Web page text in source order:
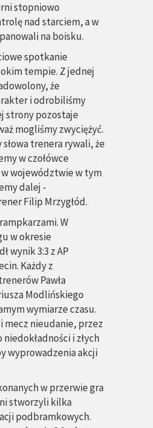
stopniowo
nad starciem, a w
na boisku.
spotkanie
tempie. Z jednej
że
i odrobiliśmy
strony pozostaje
mogliśmy zwyciężyć.
słowa trenera rywali, że
w czołówce
województwie w tym
dalej -
Filip Mrzygłód.
. W
w okresie
wynik 3:3 z AP
Każdy z
Pawła
Modlińskiego
wymiarze czasu.
mecz nieudanie, przez
niedokładności i złych
wyprowadzenia akcji
w przerwie gra
stworzyli kilka
podbramkowych.